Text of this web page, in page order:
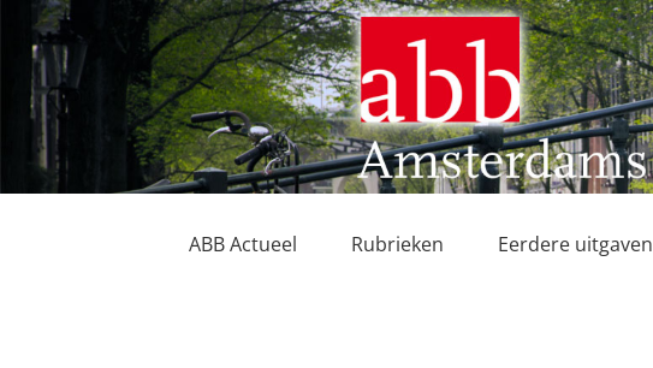
naar
inhoud
ABB Actueel Rubrieken Eerdere uitgaven